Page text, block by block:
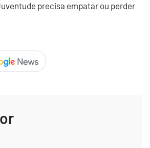
precisa empatar ou perder